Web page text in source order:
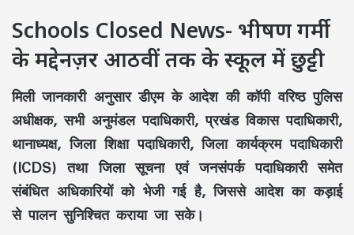
Schools Closed News- भीषण गर्मी
के मद्देनज़र आठवीं तक के स्कूल में छुट्टी
मिली जानकारी अनुसार डीएम के आदेश की कॉपी वरिष्ठ पुलिस
अधीक्षक, सभी अनुमंडल पदाधिकारी, प्रखंड विकास पदाधिकारी,
थानाध्यक्ष, जिला शिक्षा पदाधिकारी, जिला कार्यक्रम पदाधिकारी
(ICDS) तथा जिला सूचना एवं जनसंपर्क पदाधिकारी समेत
संबंधित अधिकारियों को भेजी गई है, जिससे आदेश का कड़ाई
से पालन सुनिश्चित कराया जा सके।